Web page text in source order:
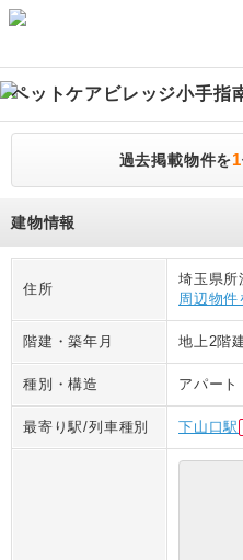
ペットケアビレッジ小手指
過去掲載物件を1
建物情報
住所
埼玉県所
周辺物件
階建・築年月 地上2階
種別・構造 アパート
最寄り駅/列車種別 下山口駅